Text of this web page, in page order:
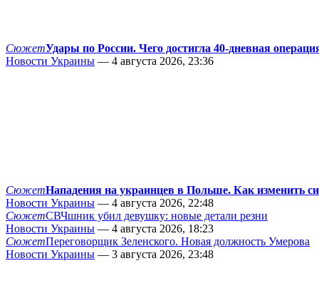
СюжетУдары по России. Чего достигла 40-дневная
Новости Украины — 4 августа 2026, 23:36
СюжетНападения на украинцев в Польше. Как изменить
Новости Украины — 4 августа 2026, 22:48
СюжетСВЧшник убил девушку: новые детали резни
Новости Украины — 4 августа 2026, 18:23
СюжетПереговорщик Зеленского. Новая должность Умерова
Новости Украины — 3 августа 2026, 23:48